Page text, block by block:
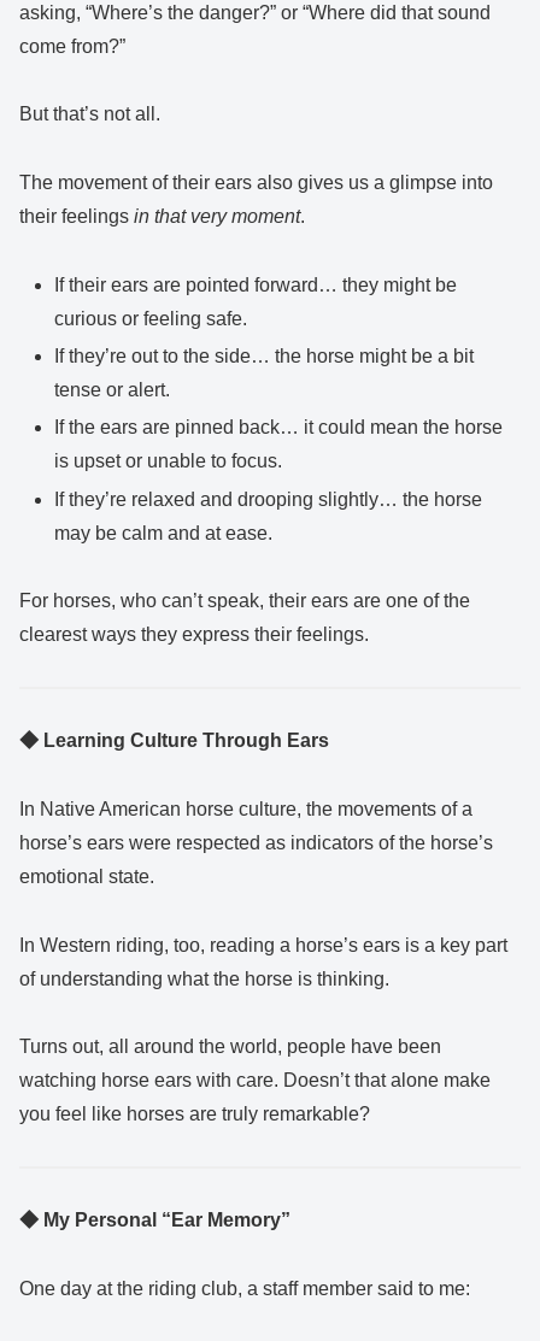
asking, “Where’s the danger?” or “Where did that sound
come from?”
But that’s not all.
The movement of their ears also gives us a glimpse into
their feelings in that very moment.
If their ears are pointed forward… they might be
curious or feeling safe.
If they’re out to the side… the horse might be a bit
tense or alert.
If the ears are pinned back… it could mean the horse
is upset or unable to focus.
If they’re relaxed and drooping slightly… the horse
may be calm and at ease.
For horses, who can’t speak, their ears are one of the
clearest ways they express their feelings.
◆ Learning Culture Through Ears
In Native American horse culture, the movements of a
horse’s ears were respected as indicators of the horse’s
emotional state.
In Western riding, too, reading a horse’s ears is a key part
of understanding what the horse is thinking.
Turns out, all around the world, people have been
watching horse ears with care. Doesn’t that alone make
you feel like horses are truly remarkable?
◆ My Personal “Ear Memory”
One day at the riding club, a staff member said to me: